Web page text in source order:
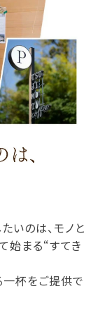
のは、モノと
始まる“すてき
杯をご提供で